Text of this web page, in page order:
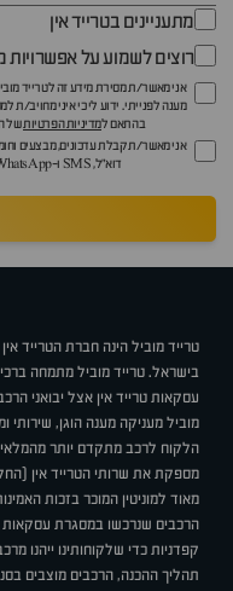
מתעניינים בטרייד אין
רוצים לשמוע על אפשרויות
אני מאשר/ת מסירת מידע זה לטרייד
מענה לפנייתי. ידוע לי כי איני מחויב/ת
בהתאם למדיניות הפרטיותשל
אני מאשר/ת קבלת עדכונים, מבצעים
דוא״ל, SMS ו-WhatsApp. ידוע לי כי באפשרותי לבטל הסכמה זו בכל עת.
טרייד מוביל הינה חברת הטרייד
בישראל. טרייד מוביל מתמחה
עסקאות טרייד אין אצל יבואני
מוביל מעניקה מענה הוגן,
הלקוח לרכב מתקדם יותר מהמלאי
מספקת את שרותי הטרייד אין
מאוד למוניטין המוכר בזכות
הרכבים שנרכשו במסגרת עסקאות
קפדניות כדי שלקוחותינו ייהנו
תהליך ההכנה, הרכבים מוצבים